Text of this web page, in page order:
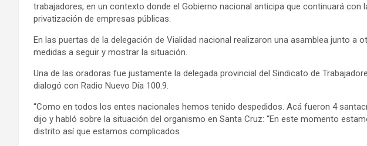
trabajadores, en un contexto donde el Gobierno nacional anticipa que continuará con
privatización de empresas públicas.
En las puertas de la delegación de Vialidad nacional realizaron una asamblea junto a
medidas a seguir y mostrar la situación.
Una de las oradoras fue justamente la delegada provincial del Sindicato de
dialogó con Radio Nuevo Día 100.9.
“Como en todos los entes nacionales hemos tenido despedidos. Acá fueron 4
dijo y habló sobre la situación del organismo en Santa Cruz: “En este momento
distrito así que estamos complicados